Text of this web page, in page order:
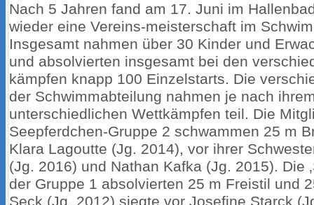
Nach 5 Jahren fand am 17. Juni im
wieder eine Vereins-meisterschaft im
Insgesamt nahmen über 30 Kinder und
und absolvierten insgesamt bei den
kämpfen knapp 100 Einzelstarts. Die
der Schwimmabteilung nahmen je nach
unterschiedlichen Wettkämpfen teil. Die
Seepferdchen-Gruppe 2 schwammen 25 m
Klara Lagoutte (Jg. 2014), vor ihrer
(Jg. 2016) und Nathan Kafka (Jg. 2015). Die
der Gruppe 1 absolvierten 25 m Freistil und
Seck (Jg. 2012) siegte vor Josefine Starck